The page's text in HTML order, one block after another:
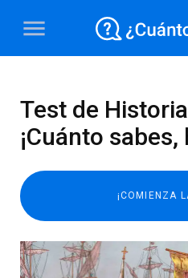
menu
Test de
¡Cuánto